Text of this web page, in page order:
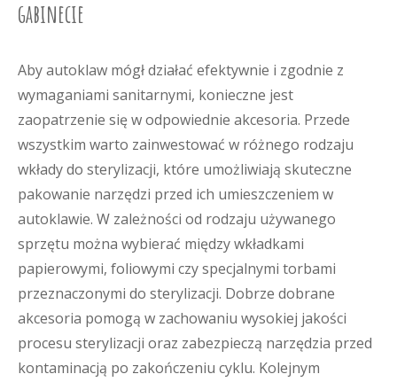
gabinecie
Aby autoklaw mógł działać efektywnie i zgodnie z
wymaganiami sanitarnymi, konieczne jest
zaopatrzenie się w odpowiednie akcesoria. Przede
wszystkim warto zainwestować w różnego rodzaju
wkłady do sterylizacji, które umożliwiają skuteczne
pakowanie narzędzi przed ich umieszczeniem w
autoklawie. W zależności od rodzaju używanego
sprzętu można wybierać między wkładkami
papierowymi, foliowymi czy specjalnymi torbami
przeznaczonymi do sterylizacji. Dobrze dobrane
akcesoria pomogą w zachowaniu wysokiej jakości
procesu sterylizacji oraz zabezpieczą narzędzia przed
kontaminacją po zakończeniu cyklu. Kolejnym